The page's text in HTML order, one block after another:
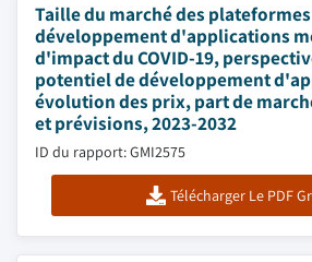
Taille du marché des
développement d'applications
d'impact du COVID-19,
potentiel de développement
évolution des prix, part de
et prévisions, 2023-2032
ID du rapport: GMI2575
Télécharger Le PDF